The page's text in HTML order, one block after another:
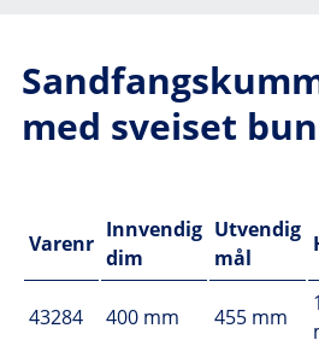
med sveiset
Varenr
Innvendig
dim
Utvendig
mål
43284 400 mm 455 mm